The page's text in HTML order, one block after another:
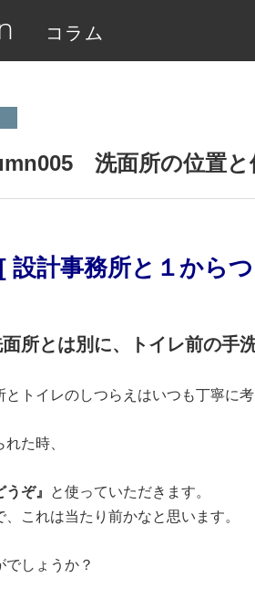
コラム
洗面所の位置
[ 設計事務所と１から
所とは別に、トイレ前の手
とトイレのしつらえはいつも丁寧に
た時、
ぞ』
と使っていただきます。
これは当たり前かなと思います。
でしょうか？